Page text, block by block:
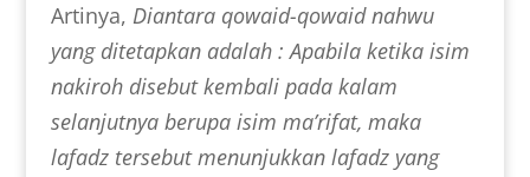
Artinya, Diantara qowaid-qowaid nahwu
yang ditetapkan adalah : Apabila ketika isim
nakiroh disebut kembali pada kalam
selanjutnya berupa isim ma’rifat, maka
lafadz tersebut menunjukkan lafadz yang